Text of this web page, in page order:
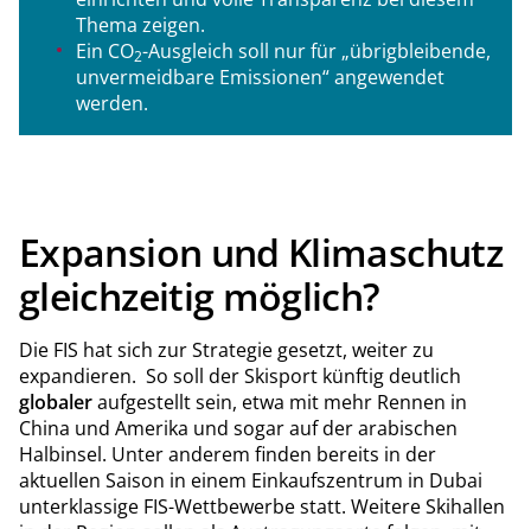
Thema zeigen.
Ein CO2-Ausgleich soll nur für „übrigbleibende,
unvermeidbare Emissionen“ angewendet
werden.
Expansion und Klimaschutz
gleichzeitig möglich?
Die FIS hat sich zur Strategie gesetzt, weiter zu
expandieren. So soll der Skisport künftig deutlich
globaleraufgestellt sein, etwa mit mehr Rennen in
China und Amerika und sogar auf der arabischen
Halbinsel. Unter anderem finden bereits in der
aktuellen Saison in einem Einkaufszentrum in Dubai
unterklassige FIS-Wettbewerbe statt. Weitere Skihallen